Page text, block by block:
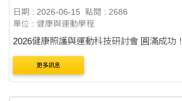
日期 : 2026-06-15
點閱 : 2686
單位 : 健康與運動學程
2026健康照護與運動科技研討會 圓滿成功！
更多訊息